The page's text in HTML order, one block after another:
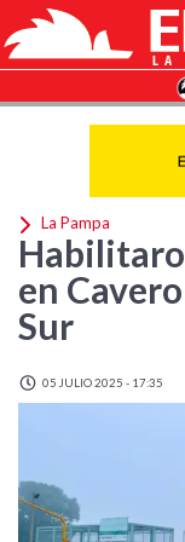
La Pampa
en
Sur
05 JULIO 2025 - 17:35